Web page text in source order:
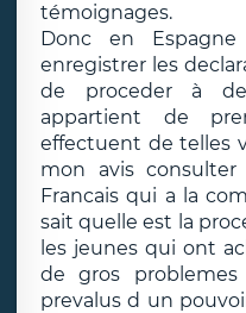
témoignages.
Donc en
enregistrer les
de proceder à
appartient de
effectuent de telles
mon avis
Francais qui a la
sait quelle est la
les jeunes qui ont
de gros
prevalus d un